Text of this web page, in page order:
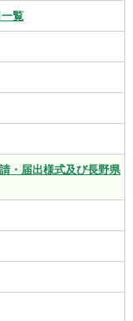
覧
・届出様式及び長野県